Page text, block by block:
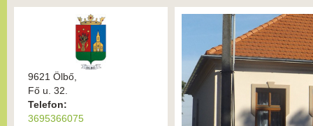
9621 Ölbő,
Fő u. 32.
Telefon:
3695366075